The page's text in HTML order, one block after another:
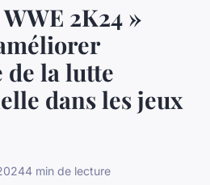
2K24 »
de la lutte
dans les jeux
4 min de lecture